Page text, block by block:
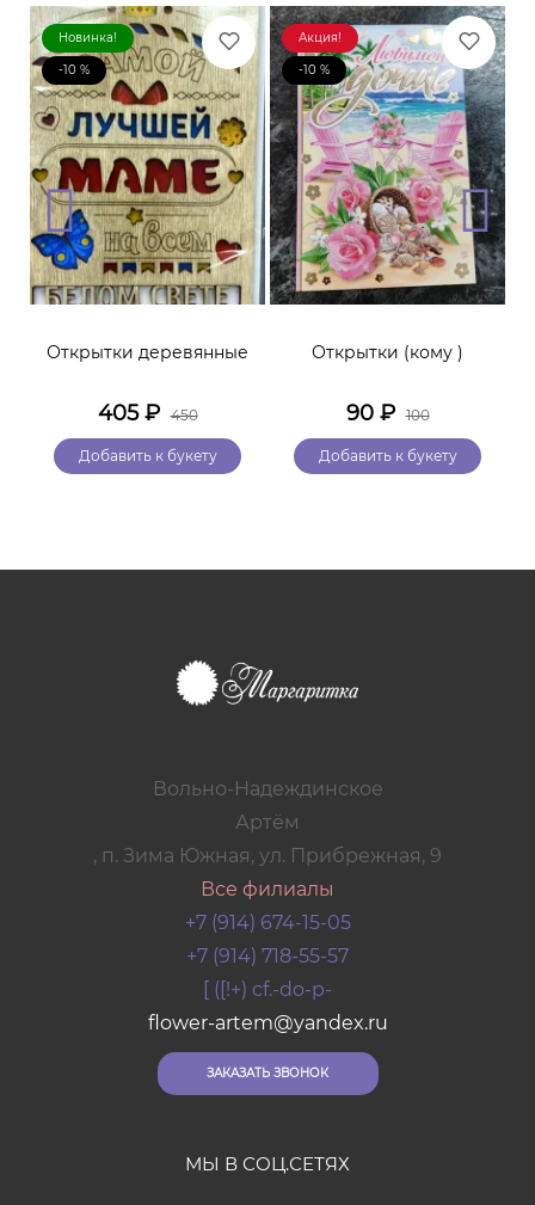
Новинка!
-10 %
Открытки деревянные
405₽ 450
Добавить к букету
Акция!
-10 %
Открытки (кому )
90₽ 100
Добавить к букету
Артём
Вольно-Надеждинское
, п. Зима Южная, ул. Прибрежная, 9
Все филиалы
+7 (914) 674-15-05
+7 (914) 718-55-57
[ ([!+) cf.-do-p-
flower-artem@yandex.ru
ЗАКАЗАТЬ ЗВОНОК
МЫ В СОЦ.СЕТЯХ